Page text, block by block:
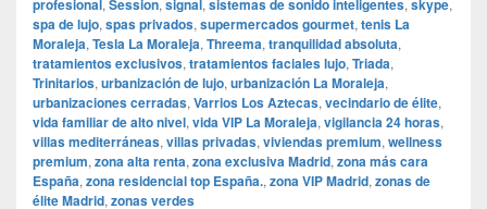
profesional, Session, signal, sistemas de sonido inteligentes, skype,
spa de lujo, spas privados, supermercados gourmet, tenis La
Moraleja, Tesla La Moraleja, Threema, tranquilidad absoluta,
tratamientos exclusivos, tratamientos faciales lujo, Triada,
Trinitarios, urbanización de lujo, urbanización La Moraleja,
urbanizaciones cerradas, Varrios Los Aztecas, vecindario de élite,
vida familiar de alto nivel, vida VIP La Moraleja, vigilancia 24 horas,
villas mediterráneas, villas privadas, viviendas premium, wellness
premium, zona alta renta, zona exclusiva Madrid, zona más cara
España, zona residencial top España., zona VIP Madrid, zonas de
élite Madrid, zonas verdes